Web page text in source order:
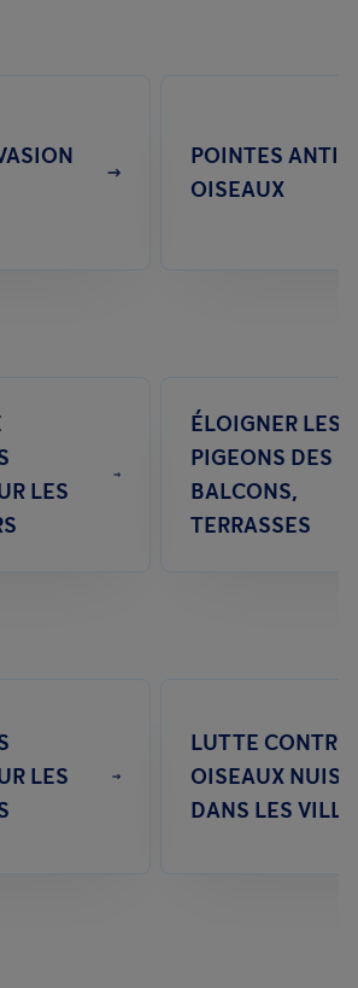
dans les zones urbaines où les sources
POINTES ANTI-
OISEAUX
LES
ÉLOIGNER LES
PIGEONS DES
BALCONS,
TERRASSES
LES
LUTTE CONTRE
OISEAUX
DANS LES